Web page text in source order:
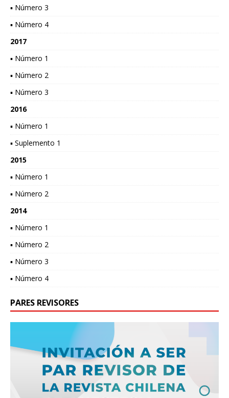
▪ Número 3
▪ Número 4
2017
▪ Número 1
▪ Número 2
▪ Número 3
2016
▪ Número 1
▪ Suplemento 1
2015
▪ Número 1
▪ Número 2
2014
▪ Número 1
▪ Número 2
▪ Número 3
▪ Número 4
PARES REVISORES